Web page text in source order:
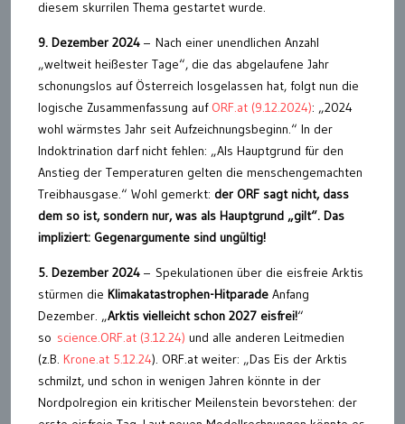
diesem skurrilen Thema gestartet wurde.
9. Dezember 2024 – Nach einer unendlichen Anzahl
„weltweit heißester Tage“, die das abgelaufene Jahr
schonungslos auf Österreich losgelassen hat, folgt nun die
logische Zusammenfassung auf ORF.at (9.12.2024): „2024
wohl wärmstes Jahr seit Aufzeichnungsbeginn.“ In der
Indoktrination darf nicht fehlen: „Als Hauptgrund für den
Anstieg der Temperaturen gelten die menschengemachten
Treibhausgase.“ Wohl gemerkt: der ORF sagt nicht, dass
dem so ist, sondern nur, was als Hauptgrund „gilt“. Das
impliziert: Gegenargumente sind ungültig!
5. Dezember 2024 – Spekulationen über die eisfreie Arktis
stürmen die Klimakatastrophen-Hitparade Anfang
Dezember. „Arktis vielleicht schon 2027 eisfrei!“
so science.ORF.at (3.12.24) und alle anderen Leitmedien
(z.B. Krone.at 5.12.24). ORF.at weiter: „Das Eis der Arktis
schmilzt, und schon in wenigen Jahren könnte in der
Nordpolregion ein kritischer Meilenstein bevorstehen: der